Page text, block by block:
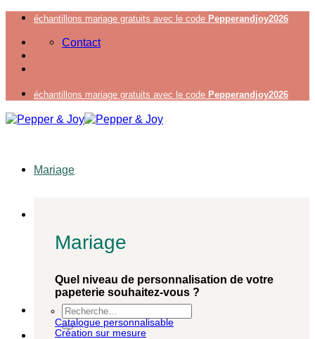
Passer
contenu
échantillons mariage gratuits avec le code Pepperandjoy2026
Contact
échantillons mariage gratuits avec le code Pepperandjoy2026
Recherche
pour :
Mariage
Mariage
Quel niveau de personnalisation de votre
papeterie souhaitez-vous ?
Catalogue personnalisable
Création sur mesure